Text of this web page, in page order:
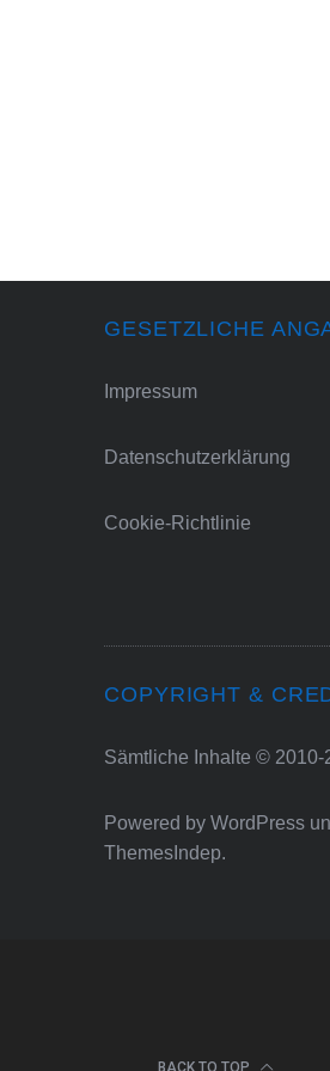
GESETZLICHE
Impressum
Datenschutzerklärung
Cookie-Richtlinie
COPYRIGHT &
Sämtliche Inhalte ©
Powered by WordPress
ThemesIndep.
BACK TO TOP